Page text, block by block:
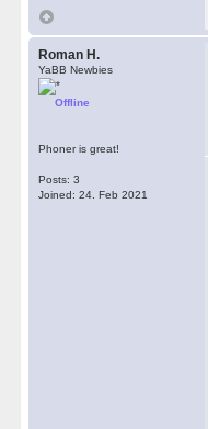
Roman H.
YaBB Newbies
Offline
Phoner is great!
Posts: 3
Joined: 24. Feb 2021